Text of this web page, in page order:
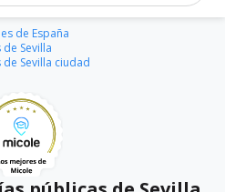
de España
Sevilla
Sevilla ciudad